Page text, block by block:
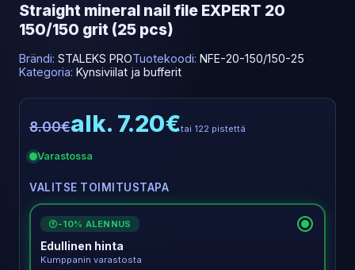
Straight mineral nail file EXPERT 20
150/150 grit (25 pcs)
Brändi: STALEKS PROTuotekoodi: NFE-20-150/150-25
Kategoria: Kynsiviilat ja bufferit
8.00€alk. 7.20€tai 122 pistettä
Varastossa
VALITSE TOIMITUSTAPA
€ -10% ALENNUS
Edullinen hinta
Kumppanin varastosta